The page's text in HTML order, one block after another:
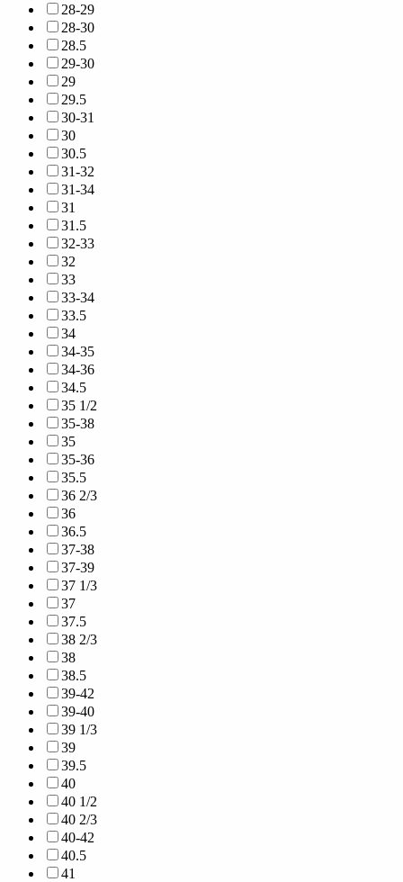
28-29
28-30
28.5
29-30
29
29.5
30-31
30
30.5
31-32
31-34
31
31.5
32-33
32
33
33-34
33.5
34
34-35
34-36
34.5
35 1/2
35-38
35
35-36
35.5
36 2/3
36
36.5
37-38
37-39
37 1/3
37
37.5
38 2/3
38
38.5
39-42
39-40
39 1/3
39
39.5
40
40 1/2
40 2/3
40-42
40.5
41